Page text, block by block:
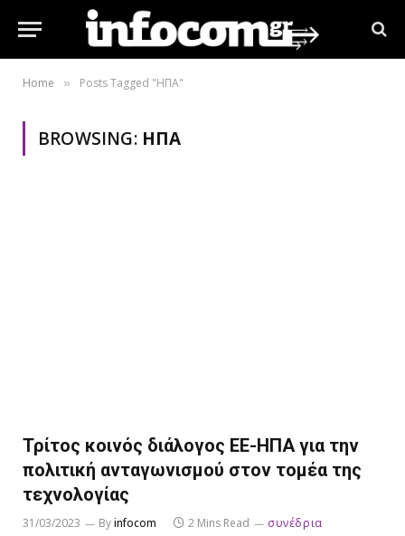
Home » Posts Tagged "ΗΠΑ"
BROWSING: ΗΠΑ
Τρίτος κοινός διάλογος ΕΕ-ΗΠΑ για την
πολιτική ανταγωνισμού στον τομέα της
τεχνολογίας
31/03/2023 Byinfocom 2 Mins Read συνέδρια